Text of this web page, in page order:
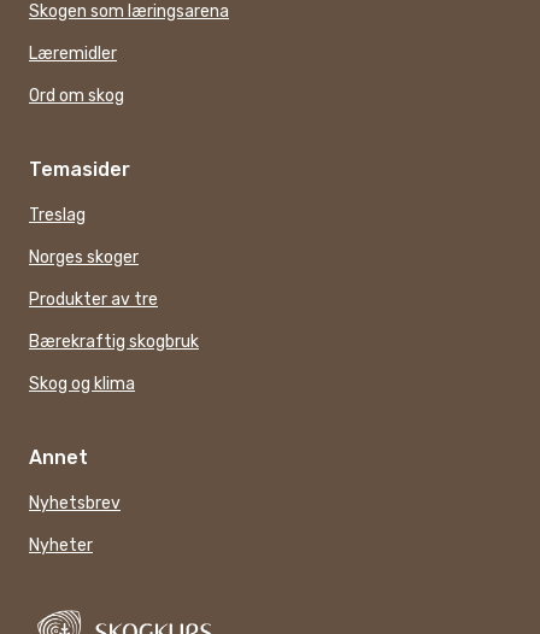
Skogen som læringsarena
Læremidler
Ord om skog
Temasider
Treslag
Norges skoger
Produkter av tre
Bærekraftig skogbruk
Skog og klima
Annet
Nyhetsbrev
Nyheter